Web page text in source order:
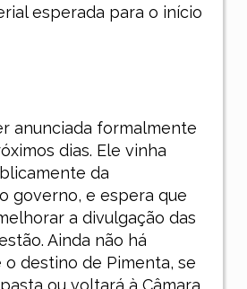
esperada para o início
anunciada formalmente
dias. Ele vinha
da
governo, e espera que
a divulgação das
Ainda não há
destino de Pimenta, se
ou voltará à Câmara